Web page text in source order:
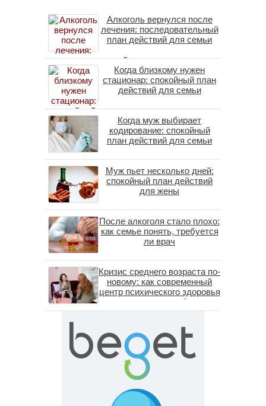
Алкоголь вернулся после
лечения: последовательный
план действий для семьи
Когда близкому нужен
стационар: спокойный план
действий для семьи
Когда муж выбирает
кодирование: спокойный
план действий для семьи
Муж пьет несколько дней:
спокойный план действий
для жены
После алкоголя стало плохо:
как семье понять, требуется
ли врач
Кризис среднего возраста по-
новому: как современный
центр психического здоровья
помогает пересобрать
личность без таблеток